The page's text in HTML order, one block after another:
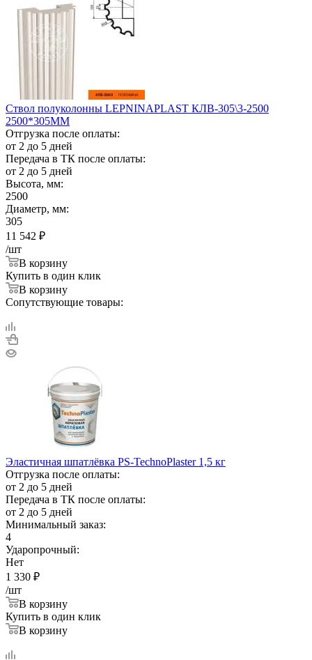
Ствол полуколонны LEPNINAPLAST КЛВ-305\3-2500
2500*305ММ
Отгрузка после оплаты:
от 2 до 5 дней
Передача в ТК после оплаты:
от 2 до 5 дней
Высота, мм:
2500
Диаметр, мм:
305
11 542 ₽
/шт
В корзину
Купить в один клик
В корзину
Сопутствующие товары:
Эластичная шпатлёвка PS-TechnoPlaster 1,5 кг
Отгрузка после оплаты:
от 2 до 5 дней
Передача в ТК после оплаты:
от 2 до 5 дней
Минимальный заказ:
4
Ударопрочный:
Нет
1 330 ₽
/шт
В корзину
Купить в один клик
В корзину